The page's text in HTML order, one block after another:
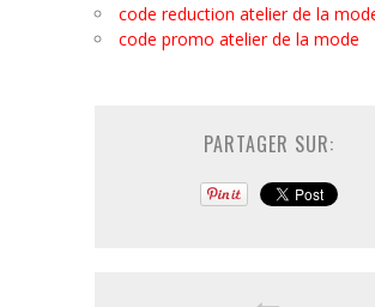
code reduction atelier de la
code promo atelier de la mode
PARTAGER SUR: